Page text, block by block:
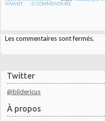
Twitter
@blidericus
À propos
VIVANT 0 COMMENTAIRE
Les commentaires sont fermés.